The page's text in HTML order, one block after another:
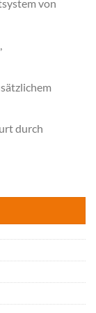
von
durch